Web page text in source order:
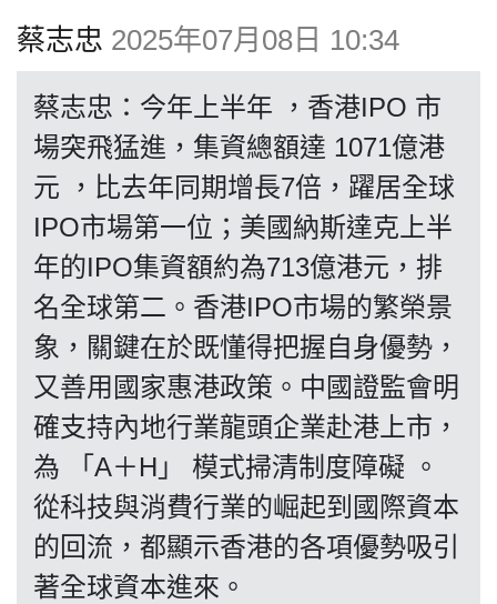
投票
昔日
系列
活動
關於我們
蔡志忠 2025年07月08日 10:34
蔡志忠：今年上半年 ，香港IPO 市
場突飛猛進，集資總額達 1071億港
元 ，比去年同期增長7倍，躍居全球
IPO市場第一位；美國納斯達克上半
年的IPO集資額約為713億港元，排
名全球第二。香港IPO市場的繁榮景
象，關鍵在於既懂得把握自身優勢，
又善用國家惠港政策。中國證監會明
確支持內地行業龍頭企業赴港上市，
為 「A＋H」 模式掃清制度障礙 。
從科技與消費行業的崛起到國際資本
的回流，都顯示香港的各項優勢吸引
著全球資本進來。